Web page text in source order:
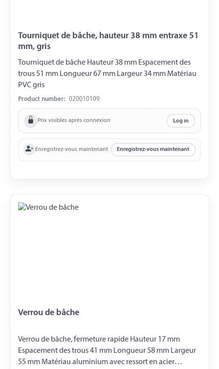
Tourniquet de bâche, hauteur 38 mm entraxe 51
mm, gris
Tourniquet de bâche Hauteur 38 mm Espacement des
trous 51 mm Longueur 67 mm Largeur 34 mm Matériau
PVC gris
Product number: 020010109
Prix visibles après connexion Log in
Enregistrez-vous maintenant Enregistrez-vous maintenant
Verrou de bâche
Verrou de bâche, fermeture rapide Hauteur 17 mm
Espacement des trous 41 mm Longueur 58 mm Largeur
55 mm Matériau aluminium avec ressort en acier